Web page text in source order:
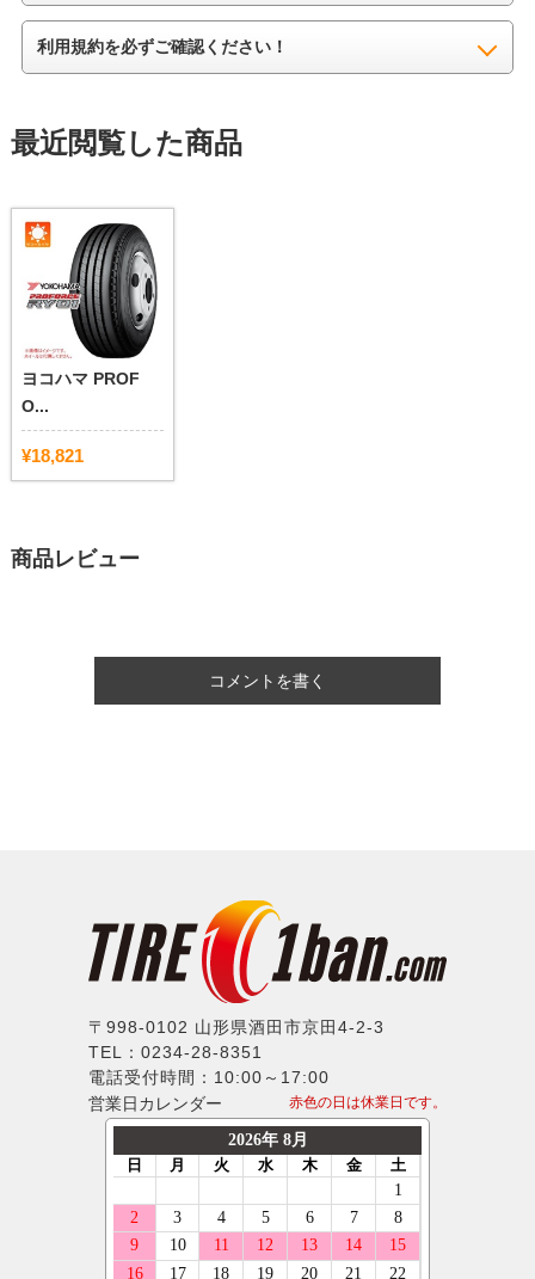
利用規約を必ずご確認ください！
最近閲覧した商品
ヨコハマ PROF
O...
¥18,821
商品レビュー
コメントを書く
〒998-0102 山形県酒田市京田4-2-3
TEL：0234-28-8351
電話受付時間：10:00～17:00
営業日カレンダー
赤色の日は休業日です。